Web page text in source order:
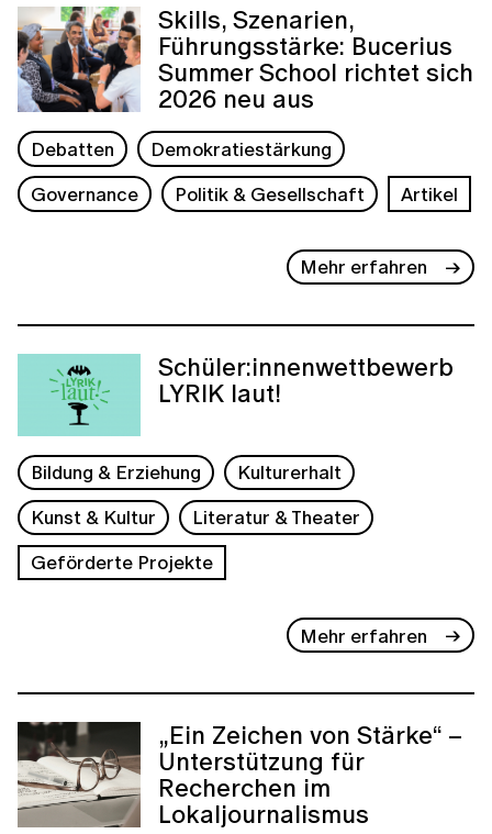
Skills, Szenarien,
Führungsstärke: Bucerius
Summer School richtet sich
2026 neu aus
Debatten
Demokratiestärkung
Governance
Politik & Gesellschaft Artikel
Mehr erfahren
Schüler:innenwettbewerb
LYRIK laut!
Bildung & Erziehung
Kulturerhalt
Kunst & Kultur
Literatur & Theater
Geförderte Projekte
Mehr erfahren
„Ein Zeichen von Stärke“ –
Unterstützung für
Recherchen im
Lokaljournalismus